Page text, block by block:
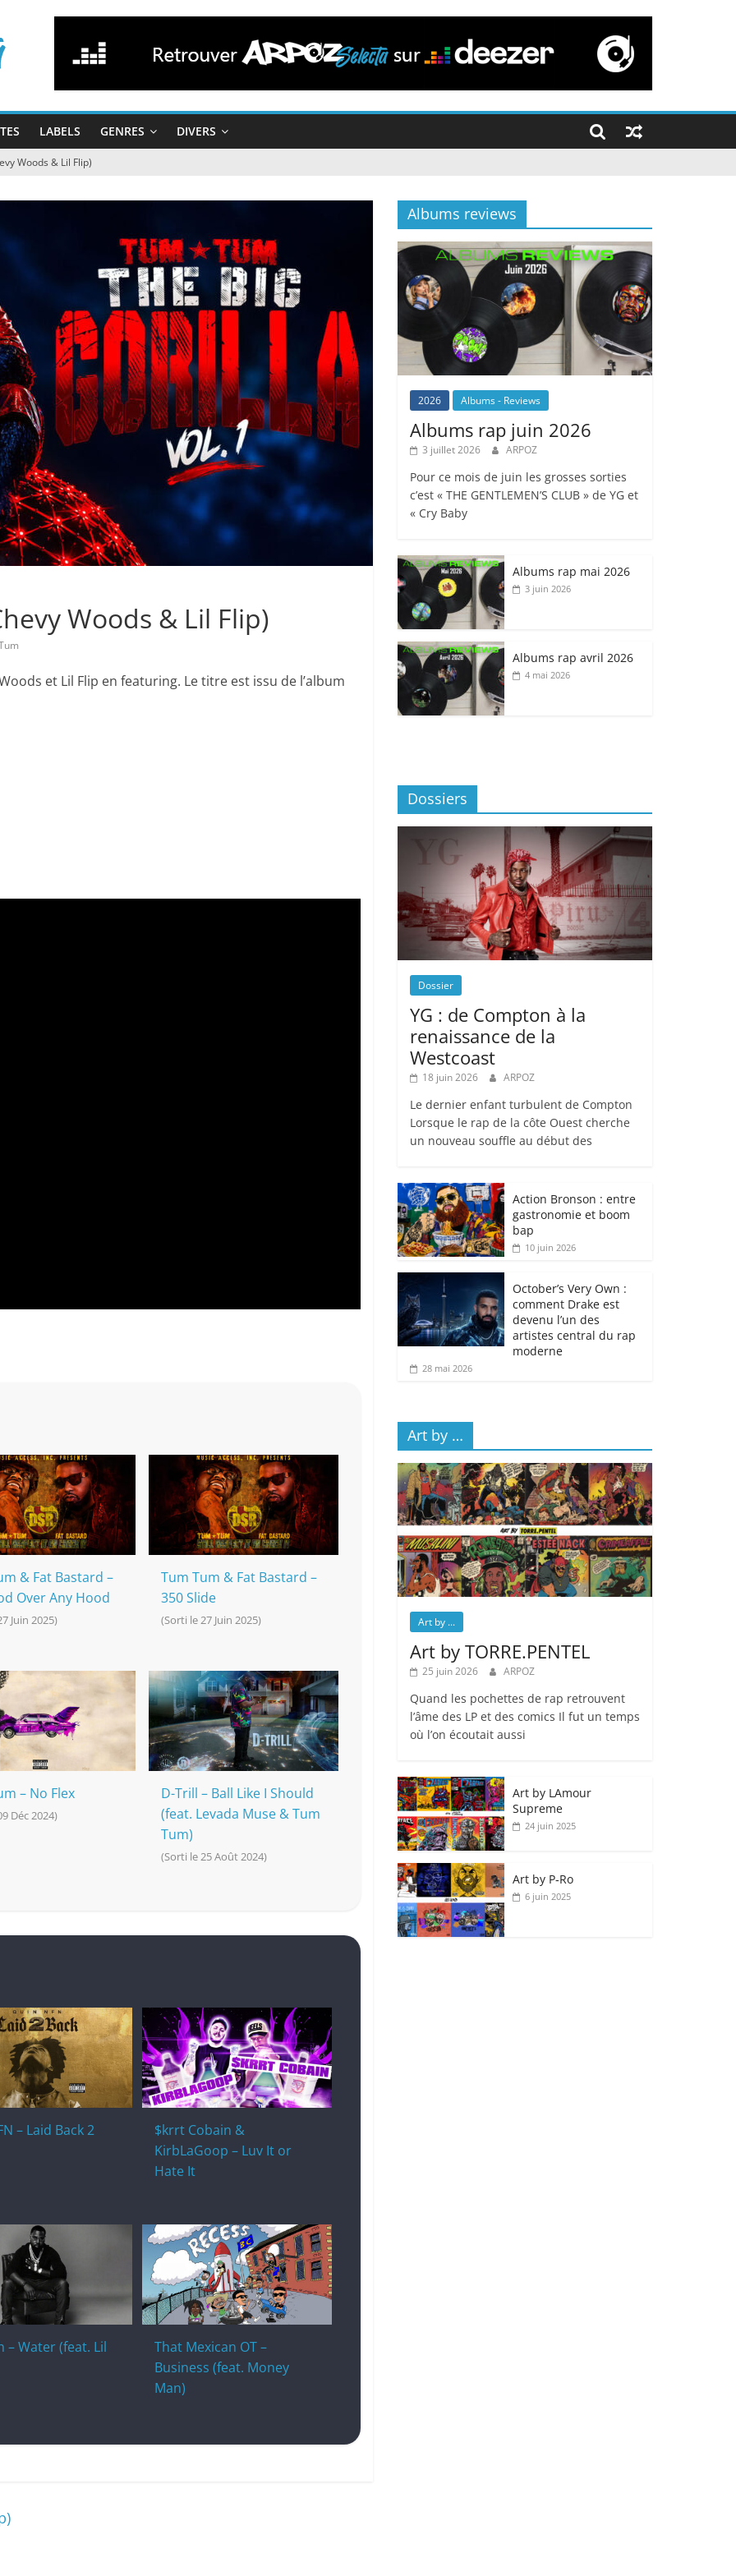
LABELS GENRES DIVERS
Woods & Lil Flip)
Woods & Lil Flip)
et Lil Flip en featuring. Le titre est issu de l’album
& Fat Bastard –
Over Any Hood
Juin 2025)
Tum Tum & Fat Bastard –
350 Slide
(Sorti le 27 Juin 2025)
– No Flex
Déc 2024)
D-Trill – Ball Like I Should
(feat. Levada Muse & Tum
Tum)
(Sorti le 25 Août 2024)
– Laid Back 2
$krrt Cobain &
KirbLaGoop – Luv It or
Hate It
– Water (feat. Lil
That Mexican OT –
Business (feat. Money
Man)
Albums reviews
2026 Albums - Reviews
Albums rap juin 2026
3 juillet 2026 ARPOZ
Pour ce mois de juin les grosses sorties
c’est « THE GENTLEMEN’S CLUB » de YG et
« Cry Baby
Albums rap mai 2026
3 juin 2026
Albums rap avril 2026
4 mai 2026
Dossiers
Dossier
YG : de Compton à la
renaissance de la
Westcoast
18 juin 2026 ARPOZ
Le dernier enfant turbulent de Compton
Lorsque le rap de la côte Ouest cherche
un nouveau souffle au début des
Action Bronson : entre
gastronomie et boom
bap
10 juin 2026
October’s Very Own :
comment Drake est
devenu l’un des
artistes central du rap
moderne
28 mai 2026
Art by …
Art by ...
Art by TORRE.PENTEL
25 juin 2026 ARPOZ
Quand les pochettes de rap retrouvent
l’âme des LP et des comics Il fut un temps
où l’on écoutait aussi
Art by LAmour
Supreme
24 juin 2025
Art by P‑Ro
6 juin 2025